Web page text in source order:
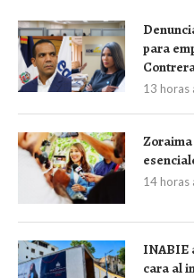
para
13 horas
14 horas
INABIE
cara al